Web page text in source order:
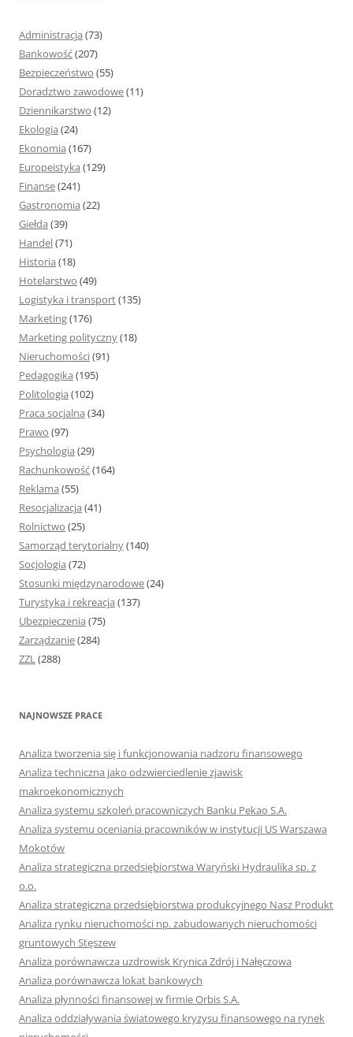
Administracja (73)
Bankowość(207)
Bezpieczeństwo (55)
Doradztwo zawodowe(11)
Dziennikarstwo (12)
Ekologia (24)
Ekonomia (167)
Europeistyka (129)
Finanse(241)
Gastronomia (22)
Giełda (39)
Handel(71)
Historia (18)
Hotelarstwo (49)
Logistyka i transport(135)
Marketing(176)
Marketing polityczny(18)
Nieruchomości(91)
Pedagogika (195)
Politologia (102)
Praca socjalna (34)
Prawo (97)
Psychologia (29)
Rachunkowość(164)
Reklama (55)
Resocjalizacja (41)
Rolnictwo (25)
Samorząd terytorialny(140)
Socjologia (72)
Stosunki międzynarodowe(24)
Turystyka i rekreacja (137)
Ubezpieczenia (75)
Zarządzanie(284)
ZZL(288)
NAJNOWSZE PRACE
Analiza tworzenia się i funkcjonowania nadzoru finansowego
Analiza techniczna jako odzwierciedlenie zjawisk
makroekonomicznych
Analiza systemu szkoleń pracowniczych Banku Pekao S.A.
Analiza systemu oceniania pracowników w instytucji US Warszawa
Mokotów
Analiza strategiczna przedsiębiorstwa Waryński Hydraulika sp. z
o.o.
Analiza strategiczna przedsiębiorstwa produkcyjnego Nasz Produkt
Analiza rynku nieruchomości np. zabudowanych nieruchomości
gruntowych Stęszew
Analiza porównawcza uzdrowisk Krynica Zdrój i Nałęczowa
Analiza porównawcza lokat bankowych
Analiza płynności finansowej w firmie Orbis S.A.
Analiza oddziaływania światowego kryzysu finansowego na rynek